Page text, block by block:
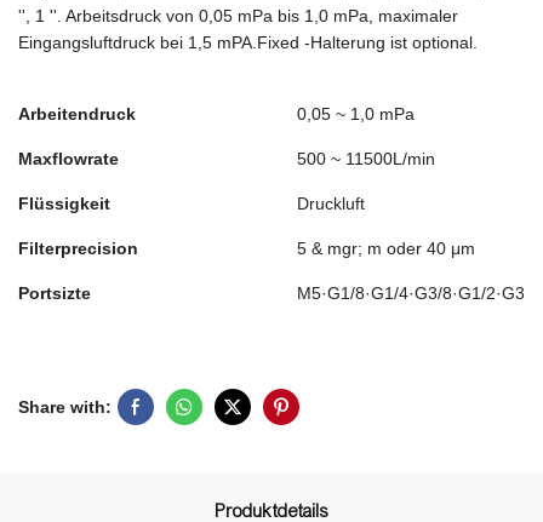
'', 1 ''. Arbeitsdruck von 0,05 mPa bis 1,0 mPa, maximaler
Eingangsluftdruck bei 1,5 mPA.Fixed -Halterung ist optional.
Arbeitendruck 0,05 ~ 1,0 mPa
Maxflowrate 500 ~ 11500L/min
Flüssigkeit Druckluft
Filterprecision 5 & ​​mgr; m oder 40 μm
Portsizte M5·G1/8·G1/4·G3/8·G1/2·G3/
Share with:
Produktdetails